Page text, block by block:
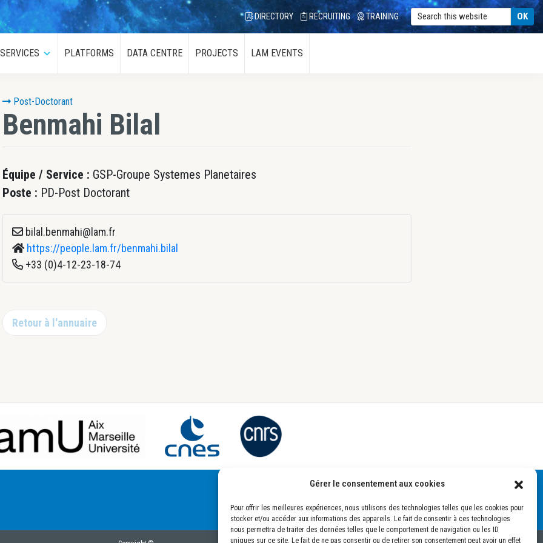
Gérer le consentement aux cookies
Pour offrir les meilleures expériences, nous utilisons des technologies telles que les cookies pour
stocker et/ou accéder aux informations des appareils. Le fait de consentir à ces technologies
nous permettra de traiter des données telles que le comportement de navigation ou les ID
uniques sur ce site. Le fait de ne pas consentir ou de retirer son consentement peut avoir un effet
DIRECTORY RECRUITING TRAINING
SERVICES Submenu
PLATFORMS DATA CENTRE PROJECTS LAM EVENTS
Post-Doctorant
Benmahi Bilal
Équipe / Service : GSP-Groupe Systemes Planetaires
Poste : PD-Post Doctorant
bilal.benmahi@lam.fr
https://people.lam.fr/benmahi.bilal
+33 (0)4-12-23-18-74
Retour à l'annuaire